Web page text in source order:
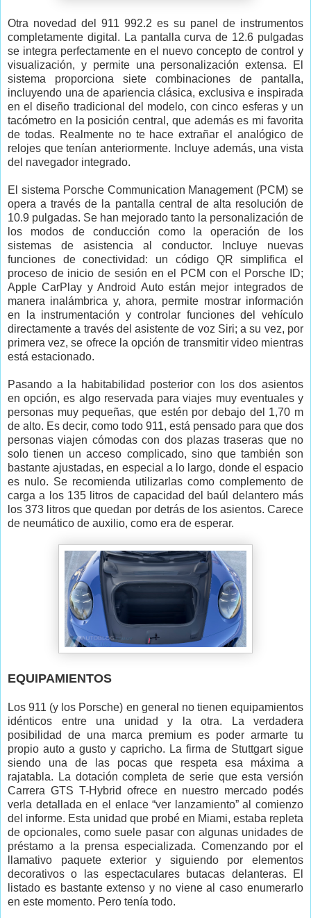
Otra novedad del 911 992.2 es su panel de instrumentos
completamente digital. La pantalla curva de 12.6 pulgadas
se integra perfectamente en el nuevo concepto de control y
visualización, y permite una personalización extensa. El
sistema proporciona siete combinaciones de pantalla,
incluyendo una de apariencia clásica, exclusiva e inspirada
en el diseño tradicional del modelo, con cinco esferas y un
tacómetro en la posición central, que además es mi favorita
de todas. Realmente no te hace extrañar el analógico de
relojes que tenían anteriormente. Incluye además, una vista
del navegador integrado.
El sistema Porsche Communication Management (PCM) se
opera a través de la pantalla central de alta resolución de
10.9 pulgadas. Se han mejorado tanto la personalización de
los modos de conducción como la operación de los
sistemas de asistencia al conductor. Incluye nuevas
funciones de conectividad: un código QR simplifica el
proceso de inicio de sesión en el PCM con el Porsche ID;
Apple CarPlay y Android Auto están mejor integrados de
manera inalámbrica y, ahora, permite mostrar información
en la instrumentación y controlar funciones del vehículo
directamente a través del asistente de voz Siri; a su vez, por
primera vez, se ofrece la opción de transmitir video mientras
está estacionado.
Pasando a la habitabilidad posterior con los dos asientos
en opción, es algo reservada para viajes muy eventuales y
personas muy pequeñas, que estén por debajo del 1,70 m
de alto. Es decir, como todo 911, está pensado para que dos
personas viajen cómodas con dos plazas traseras que no
solo tienen un acceso complicado, sino que también son
bastante ajustadas, en especial a lo largo, donde el espacio
es nulo. Se recomienda utilizarlas como complemento de
carga a los 135 litros de capacidad del baúl delantero más
los 373 litros que quedan por detrás de los asientos. Carece
de neumático de auxilio, como era de esperar.
EQUIPAMIENTOS
Los 911 (y los Porsche) en general no tienen equipamientos
idénticos entre una unidad y la otra. La verdadera
posibilidad de una marca premium es poder armarte tu
propio auto a gusto y capricho. La firma de Stuttgart sigue
siendo una de las pocas que respeta esa máxima a
rajatabla. La dotación completa de serie que esta versión
Carrera GTS T-Hybrid ofrece en nuestro mercado podés
verla detallada en el enlace “ver lanzamiento” al comienzo
del informe. Esta unidad que probé en Miami, estaba repleta
de opcionales, como suele pasar con algunas unidades de
préstamo a la prensa especializada. Comenzando por el
llamativo paquete exterior y siguiendo por elementos
decorativos o las espectaculares butacas delanteras. El
listado es bastante extenso y no viene al caso enumerarlo
en este momento. Pero tenía todo.